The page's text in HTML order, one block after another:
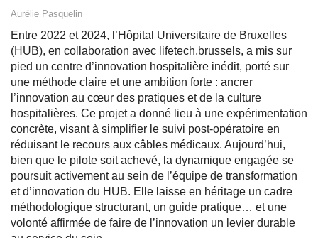
Aurélie Pasquelin
Entre 2022 et 2024, l’Hôpital Universitaire de Bruxelles
(HUB), en collaboration avec lifetech.brussels, a mis sur
pied un centre d’innovation hospitalière inédit, porté sur
une méthode claire et une ambition forte : ancrer
l’innovation au cœur des pratiques et de la culture
hospitalières. Ce projet a donné lieu à une expérimentation
concrète, visant à simplifier le suivi post-opératoire en
réduisant le recours aux câbles médicaux. Aujourd’hui,
bien que le pilote soit achevé, la dynamique engagée se
poursuit activement au sein de l’équipe de transformation
et d’innovation du HUB. Elle laisse en héritage un cadre
méthodologique structurant, un guide pratique… et une
volonté affirmée de faire de l’innovation un levier durable